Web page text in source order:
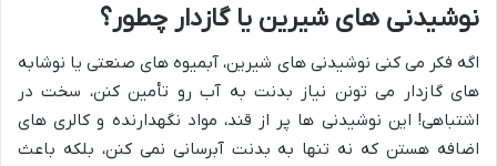
نوشیدنی های شیرین یا گازدار چطور؟
اگه فکر می کنی نوشیدنی های شیرین، آبمیوه های صنعتی یا نوشابه
های گازدار می تونن نیاز بدنت به آب رو تأمین کنن، سخت در
اشتباهی! این نوشیدنی ها پر از قند، مواد نگهدارنده و کالری های
اضافه هستن که نه تنها به بدنت آبرسانی نمی کنن، بلکه باعث